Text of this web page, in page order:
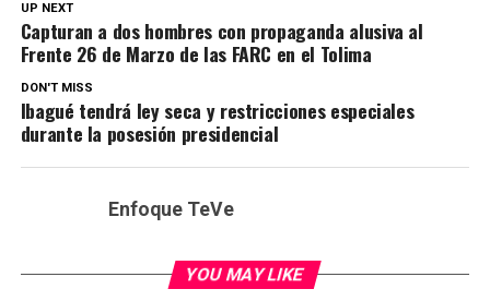
UP NEXT
Capturan a dos hombres con propaganda alusiva al
Frente 26 de Marzo de las FARC en el Tolima
DON'T MISS
Ibagué tendrá ley seca y restricciones especiales
durante la posesión presidencial
Enfoque TeVe
YOU MAY LIKE